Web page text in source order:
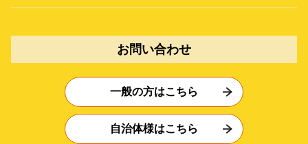
お問い合わせ
一般の方はこちら
自治体様はこちら